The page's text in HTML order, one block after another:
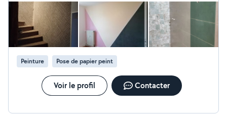
Peinture Pose de papier peint
Voir le profil Contacter